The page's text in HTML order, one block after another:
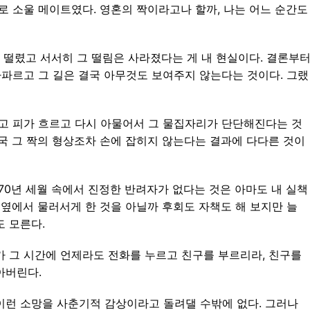
소울 메이트였다. 영혼의 짝이라고나 할까, 나는 어느 순간도
렸고 서서히 그 떨림은 사라졌다는 게 내 현실이다. 결론부터
르고 그 길은 결국 아무것도 보여주지 않는다는 것이다. 그랬
피가 흐르고 다시 아물어서 그 물집자리가 단단해진다는 것
그 짝의 형상조차 손에 잡히지 않는다는 결과에 다다른 것이
년 세월 속에서 진정한 반려자가 없다는 것은 아마도 내 실책
에서 물러서게 한 것을 아닐까 후회도 자책도 해 보지만 늘
모른다.
그 시간에 언제라도 전화를 누르고 친구를 부르리라, 친구를
버린다.
소망을 사춘기적 감상이라고 돌려댈 수밖에 없다. 그러나